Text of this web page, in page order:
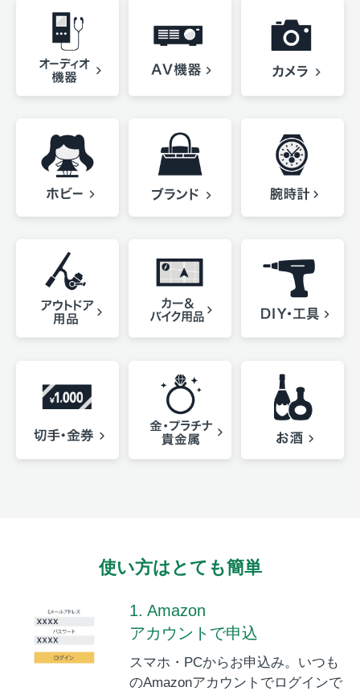
使い方はとても簡単
1. Amazon
アカウントで申込
スマホ・PCからお申込み。いつも
のAmazonアカウントでログインで